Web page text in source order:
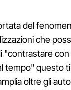
del
che
"contrastare
tempo" questo
oltre gli